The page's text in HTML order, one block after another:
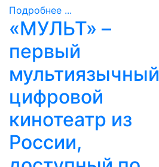
Подробнее ...
«МУЛЬТ» –
первый
мультиязычный
цифровой
кинотеатр из
России,